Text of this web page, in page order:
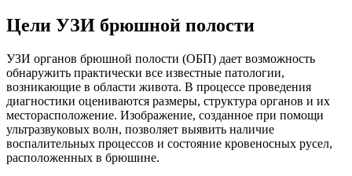
Цели УЗИ брюшной полости
УЗИ органов брюшной полости (ОБП) дает возможность
обнаружить практически все известные патологии,
возникающие в области живота. В процессе проведения
диагностики оцениваются размеры, структура органов и их
месторасположение. Изображение, созданное при помощи
ультразвуковых волн, позволяет выявить наличие
воспалительных процессов и состояние кровеносных русел,
расположенных в брюшине.